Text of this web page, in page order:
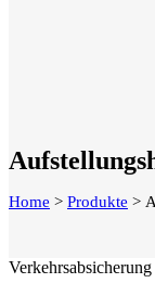
Home > Produkte >
Verkehrsabsicherung